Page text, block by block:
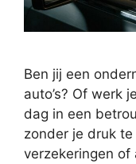
Ben jij een
auto’s? Of werk
dag in een
zonder je druk
verzekeringen of